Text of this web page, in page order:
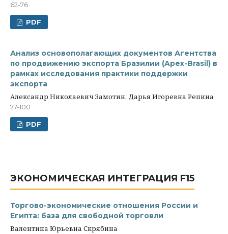
62-76
PDF
Анализ основополагающих документов Агентства
по продвижению экспорта Бразилии (Apex-Brasil) в
рамках исследования практики поддержки
экспорта
Александр Николаевич Замотин, Дарья Игоревна Репина
77-100
PDF
ЭКОНОМИЧЕСКАЯ ИНТЕГРАЦИЯ F15
Торгово-экономические отношения России и
Египта: база для свободной торговли
Валентина Юрьевна Скрябина